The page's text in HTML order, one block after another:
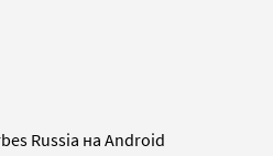
Russia на Android